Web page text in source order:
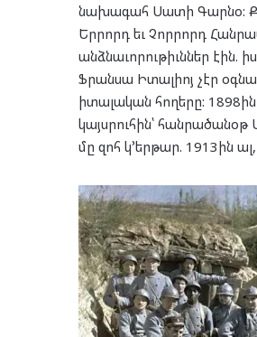
նախագահ Սատի Գարնօ:
Երրորդ եւ Չորրորդ
անձնաւորութիւններ էին.
Ֆրանսա Իտալիոյ չէր
իտալական հողերը:
կայսրուհին՝
մը զոհ կ՚երթար. 1913ին